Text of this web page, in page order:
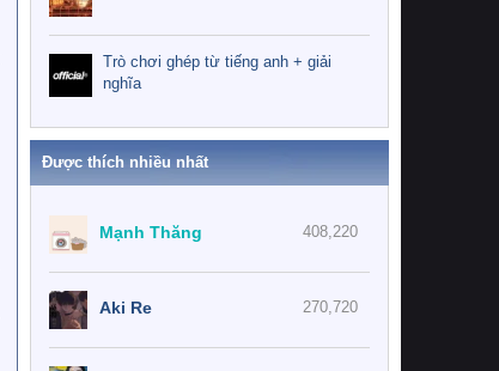
Trò chơi ghép từ tiếng anh + giải
nghĩa
Được thích nhiều nhất
408,220
Mạnh Thăng
270,720
Aki Re